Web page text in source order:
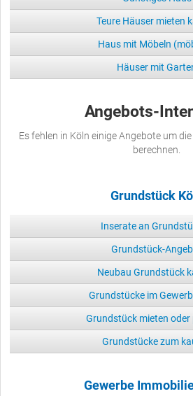
Teure Häuser mieten
Haus mit Möbeln
Häuser mit
Angebots-
Es fehlen in Köln einige Angebote um
berechnen.
Grundstück
Inserate an
Grundstück-
Neubau Grundstück
Grundstücke im
Grundstück mieten oder
Grundstücke zum
Gewerbe